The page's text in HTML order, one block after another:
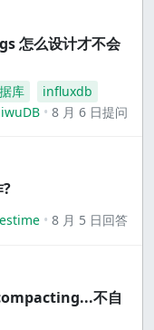
怎么设计才不会
库
influxdb
8 月 6 日提问
8 月 5 日回答
不自